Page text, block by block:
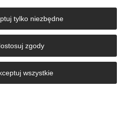
Pomoc
Moje konto
tylko niezbędne
zgody
wszystkie